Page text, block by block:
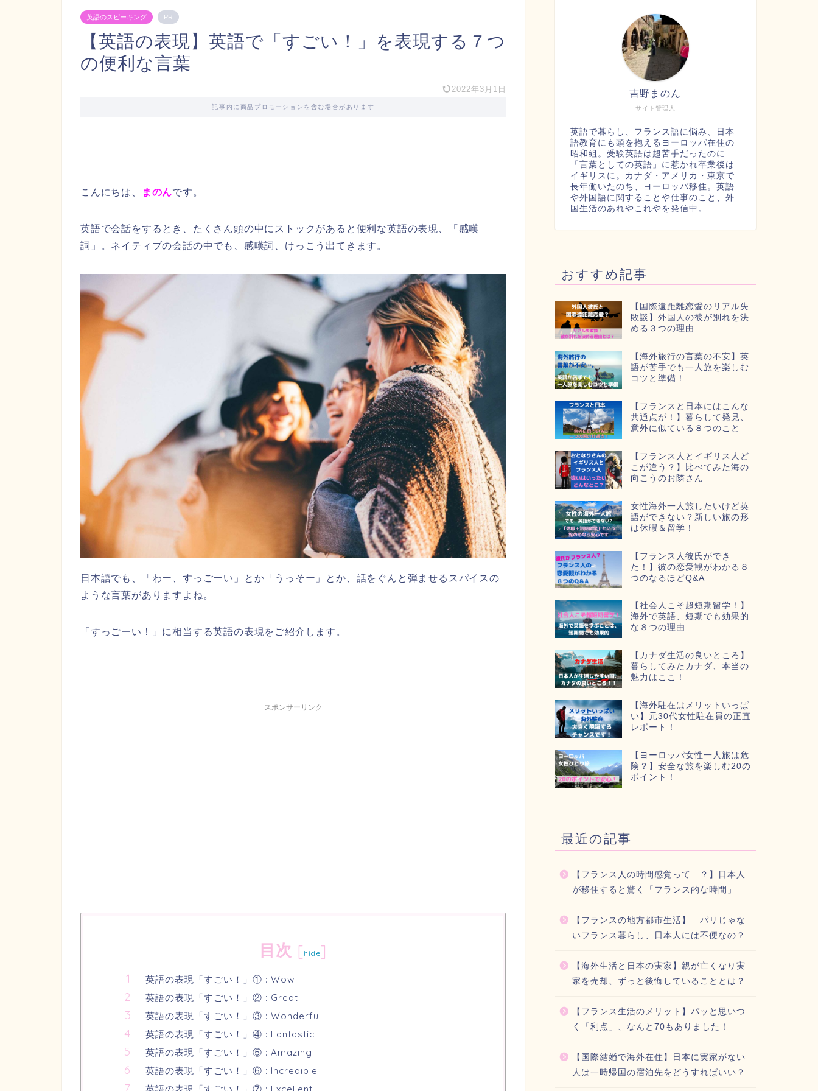
英語のスピーキング PR
【英語の表現】英語で「すごい！」を表現する７つ
の便利な言葉
2022年3月1日
記事内に商品プロモーションを含む場合があります
こんにちは、 まのんです。
英語で会話をするとき、たくさん頭の中にストックがあると便利な英語の表現、「感嘆
詞」。ネイティブの会話の中でも、感嘆詞、けっこう出てきます。
日本語でも、「わー、すっごーい」とか「うっそー」とか、話をぐんと弾ませるスパイスの
ような言葉がありますよね。
「すっごーい！」に相当する英語の表現をご紹介します。
スポンサーリンク
目次 [ hide]
英語の表現「すごい！」① : Wow
英語の表現「すごい！」② : Great
英語の表現「すごい！」③ : Wonderful
英語の表現「すごい！」④ : Fantastic
英語の表現「すごい！」⑤ : Amazing
英語の表現「すごい！」⑥ : Incredible
英語の表現「すごい！」⑦ : Excellent
サイト管理人
吉野まのん
英語で暮らし、フランス語に悩み、日本
語教育にも頭を抱えるヨーロッパ在住の
昭和組。受験英語は超苦手だったのに
「言葉としての英語」に惹かれ卒業後は
イギリスに。カナダ・アメリカ・東京で
長年働いたのち、ヨーロッパ移住。英語
や外国語に関することや仕事のこと、外
国生活のあれやこれやを発信中。
おすすめ記事
【国際遠距離恋愛のリアル失
敗談】外国人の彼が別れを決
める３つの理由
【海外旅行の言葉の不安】英
語が苦手でも一人旅を楽しむ
コツと準備！
【フランスと日本にはこんな
共通点が！】暮らして発見、
意外に似ている８つのこと
【フランス人とイギリス人ど
こが違う？】比べてみた海の
向こうのお隣さん
女性海外一人旅したいけど英
語ができない？新しい旅の形
は休暇＆留学！
【フランス人彼氏ができ
た！】彼の恋愛観がわかる８
つのなるほどQ&A
【社会人こそ超短期留学！】
海外で英語、短期でも効果的
な８つの理由
【カナダ生活の良いところ】
暮らしてみたカナダ、本当の
魅力はここ！
【海外駐在はメリットいっぱ
い】元30代女性駐在員の正直
レポート！
【ヨーロッパ女性一人旅は危
険？】安全な旅を楽しむ20の
ポイント！
最近の記事
【フランス人の時間感覚って…？】日本人
が移住すると驚く「フランス的な時間」
【フランスの地方都市生活】 パリじゃな
いフランス暮らし、日本人には不便なの？
【海外生活と日本の実家】親が亡くなり実
家を売却、ずっと後悔していることとは？
【フランス生活のメリット】パッと思いつ
く「利点」、なんと70もありました！
【国際結婚で海外在住】日本に実家がない
人は一時帰国の宿泊先をどうすればいい？